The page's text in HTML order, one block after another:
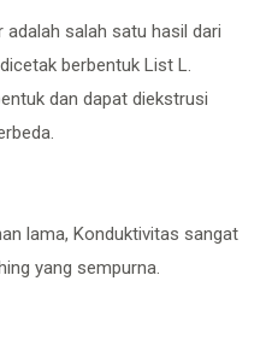
adalah salah satu hasil dari
berbentuk List L.
dan dapat diekstrusi
lama, Konduktivitas sangat
yang sempurna.